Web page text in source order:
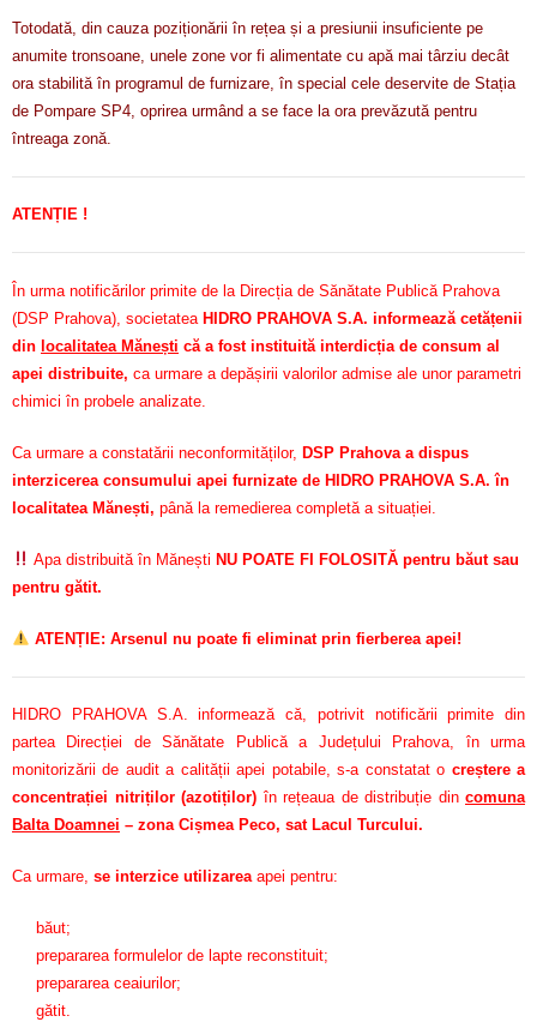
Totodată, din cauza poziționării în rețea și a presiunii insuficiente pe
anumite tronsoane, unele zone vor fi alimentate cu apă mai târziu decât
ora stabilită în programul de furnizare, în special cele deservite de Stația
de Pompare SP4, oprirea urmând a se face la ora prevăzută pentru
întreaga zonă.
ATENȚIE !
În urma notificărilor primite de la Direcția de Sănătate Publică Prahova
(DSP Prahova), societatea HIDRO PRAHOVA S.A. informează cetățenii
din localitatea Mănești că a fost instituită interdicția de consum al
apei distribuite, ca urmare a depășirii valorilor admise ale unor parametri
chimici în probele analizate.
Ca urmare a constatării neconformităților, DSP Prahova a dispus
interzicerea consumului apei furnizate de HIDRO PRAHOVA S.A. în
localitatea Mănești, până la remedierea completă a situației.
Apa distribuită în Mănești NU POATE FI FOLOSITĂ pentru băut sau
pentru gătit.
ATENȚIE: Arsenul nu poate fi eliminat prin fierberea apei!
HIDRO PRAHOVA S.A. informează că, potrivit notificării primite din
partea Direcției de Sănătate Publică a Județului Prahova, în urma
monitorizării de audit a calității apei potabile, s-a constatat o creștere a
concentrației nitriților (azotiților) în rețeaua de distribuție din comuna
Balta Doamnei – zona Cișmea Peco, sat Lacul Turcului.
Ca urmare, se interzice utilizareaapei pentru:
băut;
prepararea formulelor de lapte reconstituit;
prepararea ceaiurilor;
gătit.